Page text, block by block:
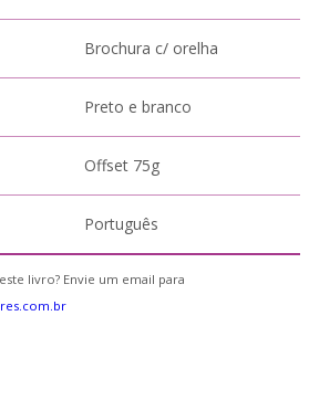
Brochura c/ orelha
Preto e branco
Offset 75g
Português
livro? Envie um email para